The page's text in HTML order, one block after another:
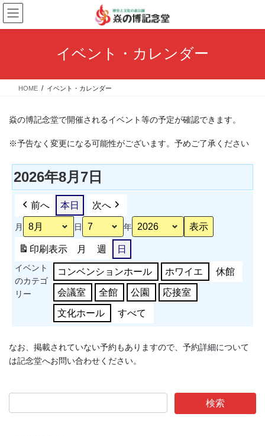
コ
ン
テ
ス
ナ
ビ
ゲ
ン
イベント・カレンダー
HOME イベント・カレンダー
焱の博記念堂で開催されるイベント等の予定が確認できます。
※予告なく変更になる可能性がございます。予めご了承ください
2026年8月7日
前へ 本日 次へ
月 日 年
印刷表示 月 週 日
イベント
のカテゴ
リー
コンベンションホール ホワイエ 休館
会議室 全館 公園 応接室
文化ホール すべて
なお、掲載されていない予約もありますので、予約詳細について
は記念堂へお問い合わせください。